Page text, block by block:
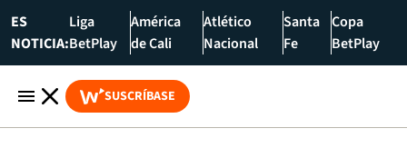
ES
NOTICIA:
Liga
BetPlay
América
de Cali
Atlético
Nacional
Santa
Fe
Copa
BetPlay
SUSCRÍBASE